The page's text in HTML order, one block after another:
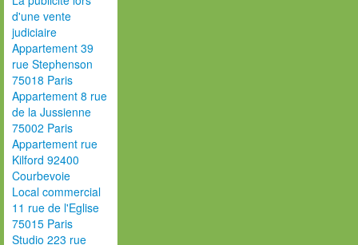
d'une vente
judiciaire
Appartement 39
rue Stephenson
75018 Paris
Appartement 8 rue
de la Jussienne
75002 Paris
Appartement rue
Kilford 92400
Courbevoie
Local commercial
11 rue de l'Eglise
75015 Paris
Studio 223 rue